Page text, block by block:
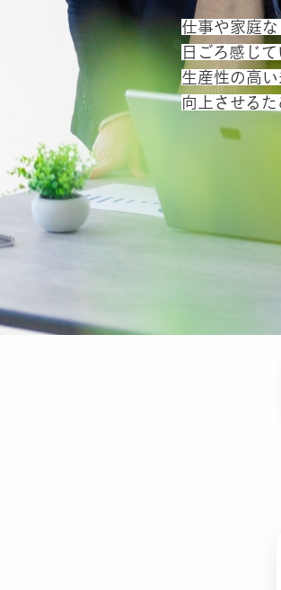
仕事や家庭
日ごろ感じ
生産性の高
向上させる